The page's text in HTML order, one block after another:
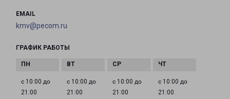
EMAIL
kmv@pecom.ru
ГРАФИК РАБОТЫ
с 10:00 до
21:00
с 10:00 до
21:00
с 10:00 до
21:00
с 10:00 до
21:00